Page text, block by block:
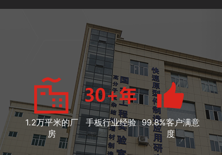
1.2万平米的厂
房
手板行业经验 99.8%客户满意
度